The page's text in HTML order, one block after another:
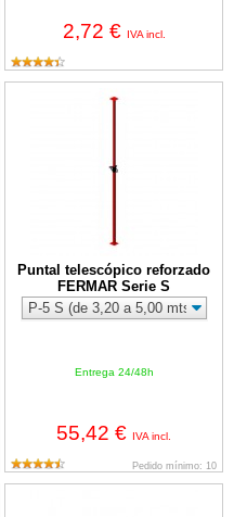
2,72 € IVA incl.
N
Puntal telescópico reforzado
FERMAR Serie S
Entrega 24/48h
55,42 € IVA incl.
Pedido mínimo: 10
Puntal telescópico reforzado
E